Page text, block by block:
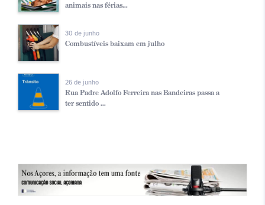
animais nas férias...
30 de junho
Combustíveis baixam em julho
26 de junho
Rua Padre Adolfo Ferreira nas Bandeiras passa a
ter sentido ...